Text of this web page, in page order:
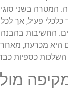
המטרה בשני
פעיל, אך
החשיבות
היא מכרעת,
כספיות